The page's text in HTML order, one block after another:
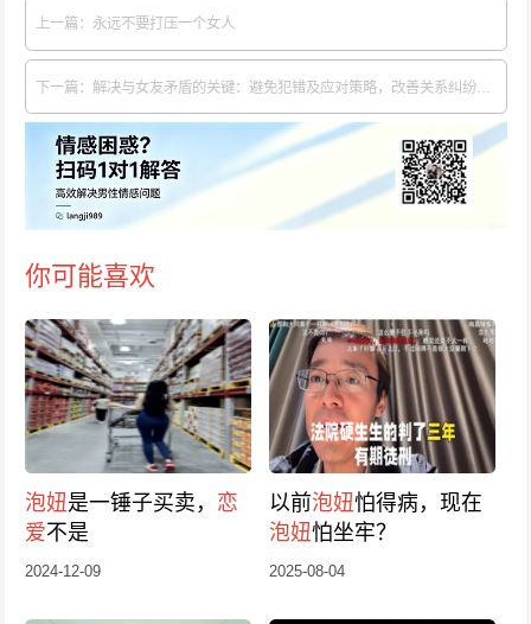
上一篇：永远不要打压一个女人
下一篇：解决与女友矛盾的关键：避免犯错及应对策略，改善关系纠纷的妙招在行动
你可能喜欢
泡妞是一锤子买卖， 恋
爱不是
2024-12-09
以前泡妞怕得病，现在
泡妞怕坐牢？
2025-08-04